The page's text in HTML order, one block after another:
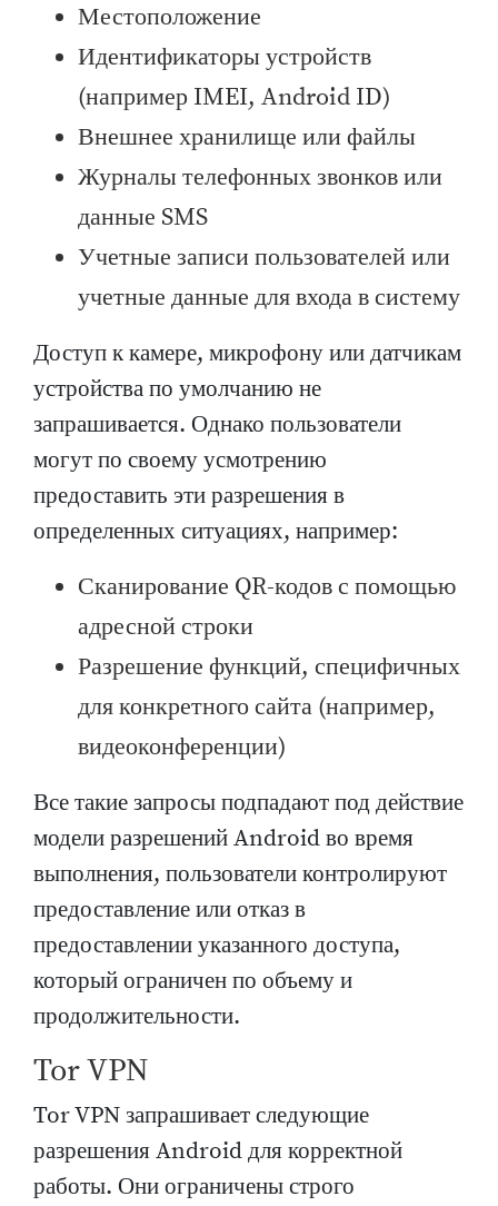
Местоположение
Идентификаторы устройств
(например IMEI, Android ID)
Внешнее хранилище или файлы
Журналы телефонных звонков или
данные SMS
Учетные записи пользователей или
учетные данные для входа в систему
Доступ к камере, микрофону или датчикам
устройства по умолчанию не
запрашивается. Однако пользователи
могут по своему усмотрению
предоставить эти разрешения в
определенных ситуациях, например:
Сканирование QR-кодов с помощью
адресной строки
Разрешение функций, специфичных
для конкретного сайта (например,
видеоконференции)
Все такие запросы подпадают под действие
модели разрешений Android во время
выполнения, пользователи контролируют
предоставление или отказ в
предоставлении указанного доступа,
который ограничен по объему и
продолжительности.
Tor VPN
Tor VPN запрашивает следующие
разрешения Android для корректной
работы. Они ограничены строго